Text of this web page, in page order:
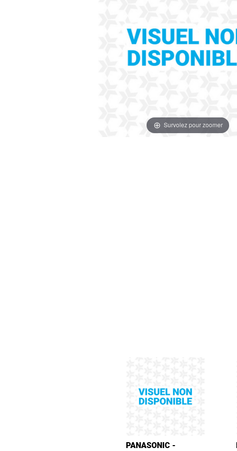
Survolez pour zoomer
PANASONIC -